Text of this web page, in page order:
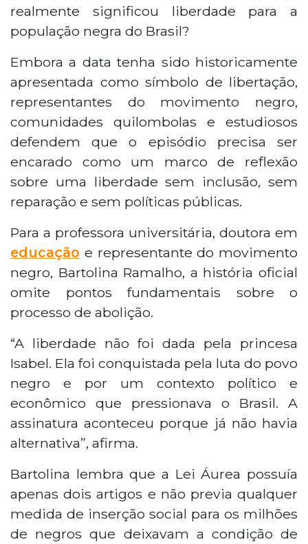
realmente significou liberdade para a
população negra do Brasil?
Embora a data tenha sido historicamente
apresentada como símbolo de libertação,
representantes do movimento negro,
comunidades quilombolas e estudiosos
defendem que o episódio precisa ser
encarado como um marco de reflexão
sobre uma liberdade sem inclusão, sem
reparação e sem políticas públicas.
Para a professora universitária, doutora em
educação e representante do movimento
negro, Bartolina Ramalho, a história oficial
omite pontos fundamentais sobre o
processo de abolição.
“A liberdade não foi dada pela princesa
Isabel. Ela foi conquistada pela luta do povo
negro e por um contexto político e
econômico que pressionava o Brasil. A
assinatura aconteceu porque já não havia
alternativa”, afirma.
Bartolina lembra que a Lei Áurea possuía
apenas dois artigos e não previa qualquer
medida de inserção social para os milhões
de negros que deixavam a condição de